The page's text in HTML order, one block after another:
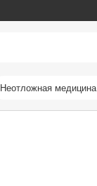
Неотложная медицина